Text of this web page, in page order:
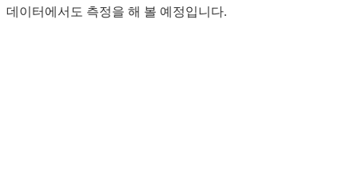
데이터에서도 측정을 해 볼 예정입니다.